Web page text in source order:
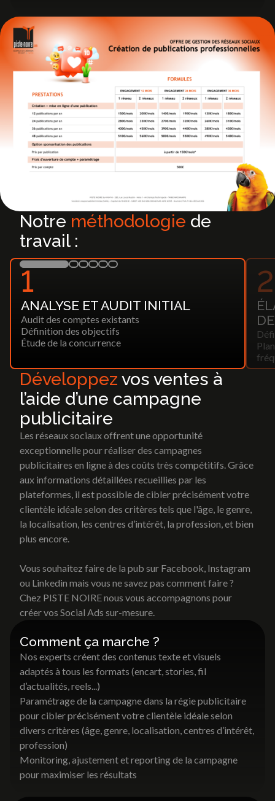
Notre méthodologie de
travail :
1
ANALYSE ET AUDIT INITIAL
Audit des comptes existants
Définition des objectifs
Étude de la concurrence
2
Développez vos ventes à
l’aide d’une campagne
publicitaire
Les réseaux sociaux offrent une opportunité
exceptionnelle pour réaliser des campagnes
publicitaires en ligne à des coûts très compétitifs. Grâce
aux informations détaillées recueillies par les
plateformes, il est possible de cibler précisément votre
clientèle idéale selon des critères tels que l'âge, le genre,
la localisation, les centres d’intérêt, la profession, et bien
plus encore.
Vous souhaitez faire de la pub sur Facebook, Instagram
ou Linkedin mais vous ne savez pas comment faire ?
Chez PISTE NOIRE nous vous accompagnons pour
créer vos Social Ads sur-mesure.
Comment ça marche ?
Nos experts créent des contenus texte et visuels
adaptés à tous les formats (encart, stories, fil
d’actualités, reels...)
Paramétrage de la campagne dans la régie publicitaire
pour cibler précisément votre clientèle idéale selon
divers critères (âge, genre, localisation, centres d’intérêt,
profession)
Monitoring, ajustement et reporting de la campagne
pour maximiser les résultats